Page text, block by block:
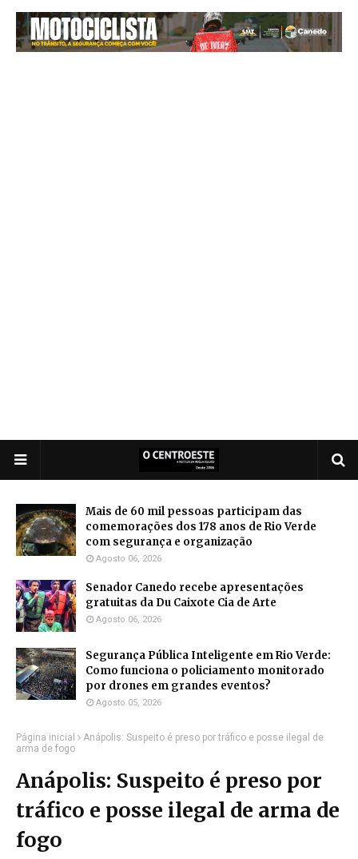
Mais de 60 mil pessoas participam das
comemorações dos 178 anos de Rio Verde
com segurança e organização
Agosto 06, 2026
Senador Canedo recebe apresentações
gratuitas da Du Caixote Cia de Arte
Agosto 06, 2026
Segurança Pública Inteligente em Rio Verde:
Como funciona o policiamento monitorado
por drones em grandes eventos?
Agosto 05, 2026
Página inicial
Anápolis: Suspeito é preso por tráfico e posse ilegal de
arma de fogo
Anápolis: Suspeito é preso por
tráfico e posse ilegal de arma de
fogo